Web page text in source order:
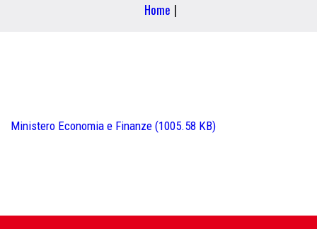
Home |
Ministero Economia e Finanze (1005.58 KB)